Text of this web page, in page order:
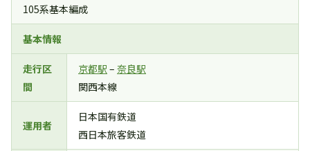
105系基本編成
基本情報
走行区
間
京都駅 – 奈良駅
関西本線
運用者
日本国有鉄道
西日本旅客鉄道